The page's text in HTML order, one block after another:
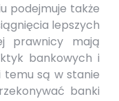
podejmuje także
lepszych
prawnicy mają
bankowych i
temu są w stanie
banki